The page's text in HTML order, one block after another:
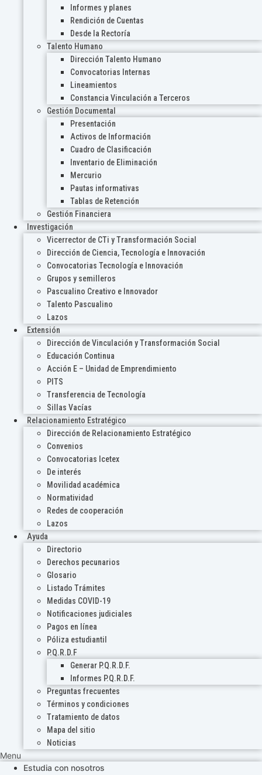
Informes y planes
Rendición de Cuentas
Desde la Rectoría
Talento Humano
Dirección Talento Humano
Convocatorias Internas
Lineamientos
Constancia Vinculación a Terceros
Gestión Documental
Presentación
Activos de Información
Cuadro de Clasificación
Inventario de Eliminación
Mercurio
Pautas informativas
Tablas de Retención
Gestión Financiera
Investigación
Vicerrector de CTi y Transformación Social
Dirección de Ciencia, Tecnología e Innovación
Convocatorias Tecnología e Innovación
Grupos y semilleros
Pascualino Creativo e Innovador
Talento Pascualino
Lazos
Extensión
Dirección de Vinculación y Transformación Social
Educación Continua
Acción E – Unidad de Emprendimiento
PITS
Transferencia de Tecnología
Sillas Vacías
Relacionamiento Estratégico
Dirección de Relacionamiento Estratégico
Convenios
Convocatorias Icetex
De interés
Movilidad académica
Normatividad
Redes de cooperación
Lazos
Ayuda
Directorio
Derechos pecunarios
Glosario
Listado Trámites
Medidas COVID-19
Notificaciones judiciales
Pagos en línea
Póliza estudiantil
P.Q.R.D.F
Generar P.Q.R.D.F.
Informes P.Q.R.D.F.
Preguntas frecuentes
Términos y condiciones
Tratamiento de datos
Mapa del sitio
Noticias
Menu
Estudia con nosotros